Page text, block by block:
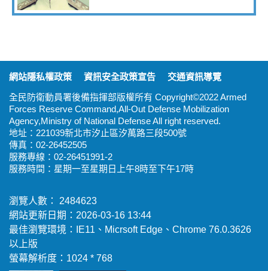
網站隱私權政策
資訊安全政策宣告
交通資訊導覽
全民防衛動員署後備指揮部版權所有 Copyright©2022 Armed
Forces Reserve Command,All-Out Defense Mobilization
Agency,Ministry of National Defense All right reserved.
地址：221039新北市汐止區汐萬路三段500號
傳真：02-26452505
服務專線：02-26451991-2
服務時間：星期一至星期日上午8時至下午17時
瀏覽人數： 2484623
網站更新日期：2026-03-16 13:44
最佳瀏覽環境：IE11、Micrsoft Edge、Chrome 76.0.3626
以上版
螢幕解析度：1024 * 768